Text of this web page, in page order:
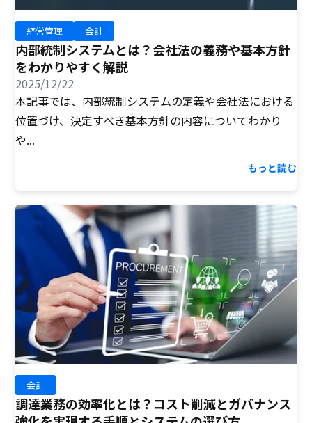
経営管理 会計
内部統制システムとは？会社法の義務や基本方針
をわかりやすく解説
2025/12/22
本記事では、内部統制システムの定義や会社法における
位置づけ、決定すべき基本方針の内容についてわかり
や...
もっと読む
会計
調達業務の効率化とは？コスト削減とガバナンス